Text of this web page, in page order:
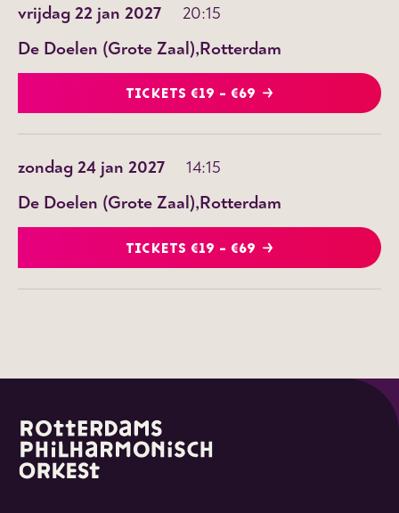
vrijdag 22 jan 2027
20:15
Rotterdam
De Doelen (Grote Zaal)
TICKETS €19 - €69
zondag 24 jan 2027
14:15
Rotterdam
De Doelen (Grote Zaal)
TICKETS €19 - €69